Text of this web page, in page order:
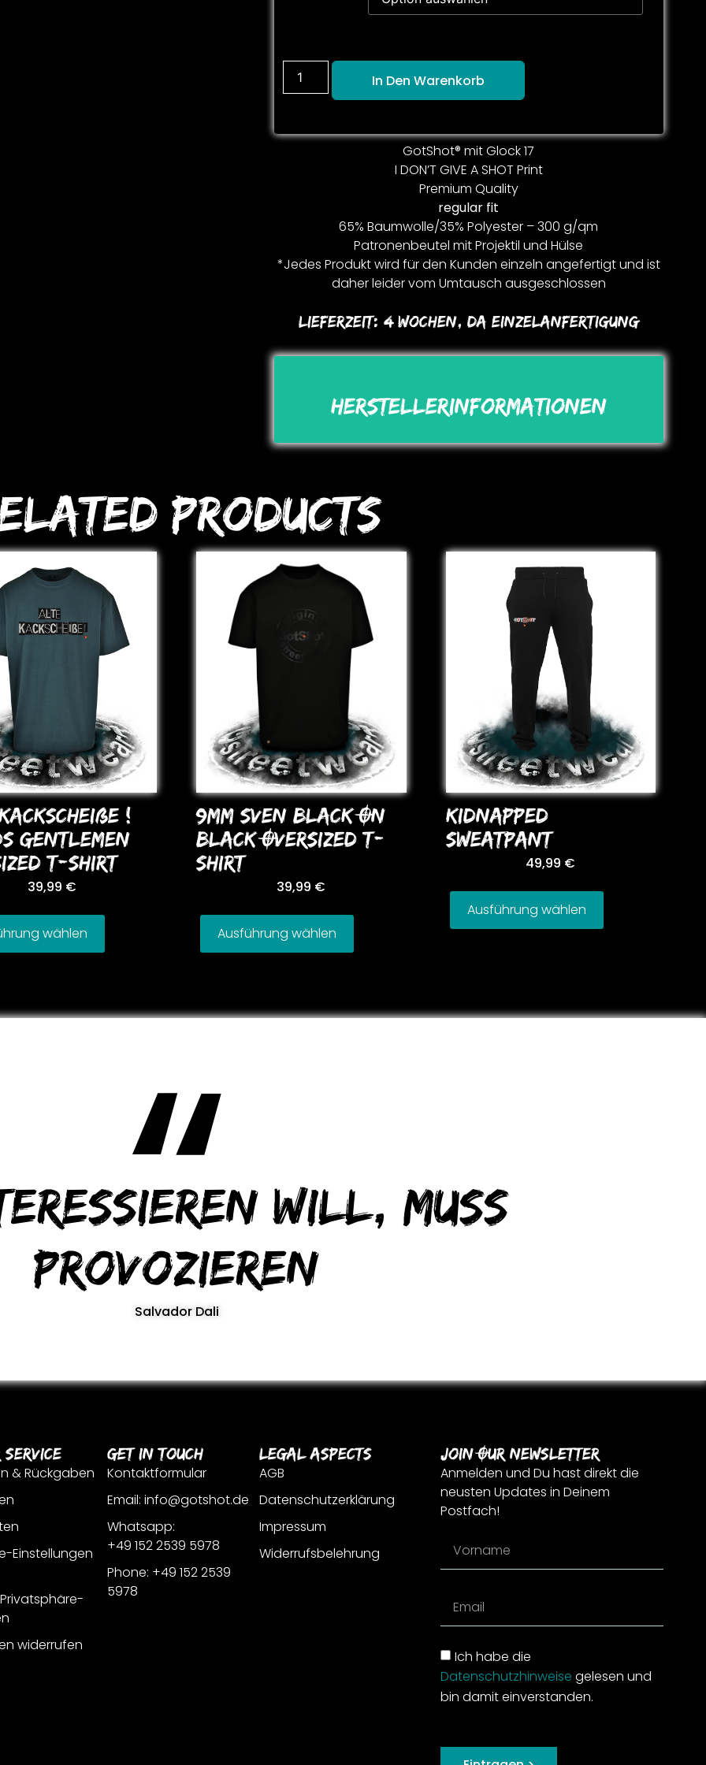
In Den Warenkorb
GotShot® mit Glock 17
I DON’T GIVE A SHOT Print
Premium Quality
regular fit
65% Baumwolle/35% Polyester – 300 g/qm
Patronenbeutel mit Projektil und Hülse
*Jedes Produkt wird für den Kunden einzeln angefertigt und ist
daher leider vom Umtausch ausgeschlossen
Lieferzeit: 4 Wochen, Da Einzelanfertigung
Herstellerinformationen
Products
!
GENTLEMEN
T-SHIRT
39,99 €
wählen
9MM SVEN BLACK ON
BLACK OVERSIZED T-
SHIRT
39,99 €
Ausführung wählen
KIDNAPPED
SWEATPANT
49,99 €
Ausführung wählen
will, muss
provozieren
Salvador Dali
Service
& Rückgaben
Einstellungen
widerrufen
Get In Touch
Kontaktformular
Email: info@gotshot.de
Whatsapp:
+49 152 2539 5978
Phone: +49 152 2539
5978
Legal Aspects
AGB
Datenschutzerklärung
Impressum
Widerrufsbelehrung
Join Our Newsletter
Anmelden und Du hast direkt die
neusten Updates in Deinem
Postfach!
Ich habe die
Datenschutzhinweise gelesen und
bin damit einverstanden.